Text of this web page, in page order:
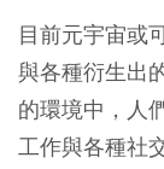
目前元宇宙或
與各種衍生出
的環境中，人
工作與各種社